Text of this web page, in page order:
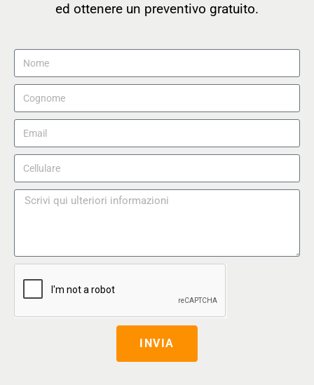
ed ottenere un preventivo gratuito.
INVIA